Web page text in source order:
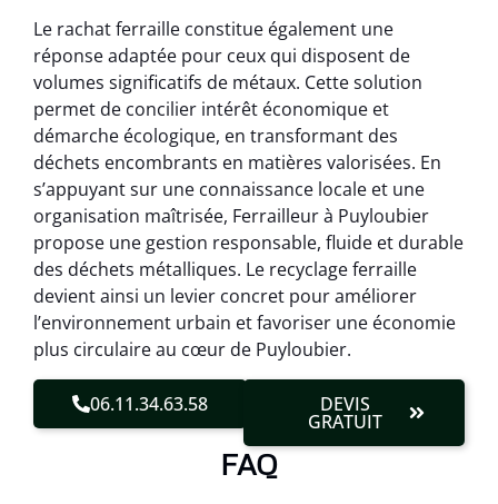
Le rachat ferraille constitue également une
réponse adaptée pour ceux qui disposent de
volumes significatifs de métaux. Cette solution
permet de concilier intérêt économique et
démarche écologique, en transformant des
déchets encombrants en matières valorisées. En
s’appuyant sur une connaissance locale et une
organisation maîtrisée, Ferrailleur à Puyloubier
propose une gestion responsable, fluide et durable
des déchets métalliques. Le recyclage ferraille
devient ainsi un levier concret pour améliorer
l’environnement urbain et favoriser une économie
plus circulaire au cœur de Puyloubier.
06.11.34.63.58 DEVIS
GRATUIT
FAQ